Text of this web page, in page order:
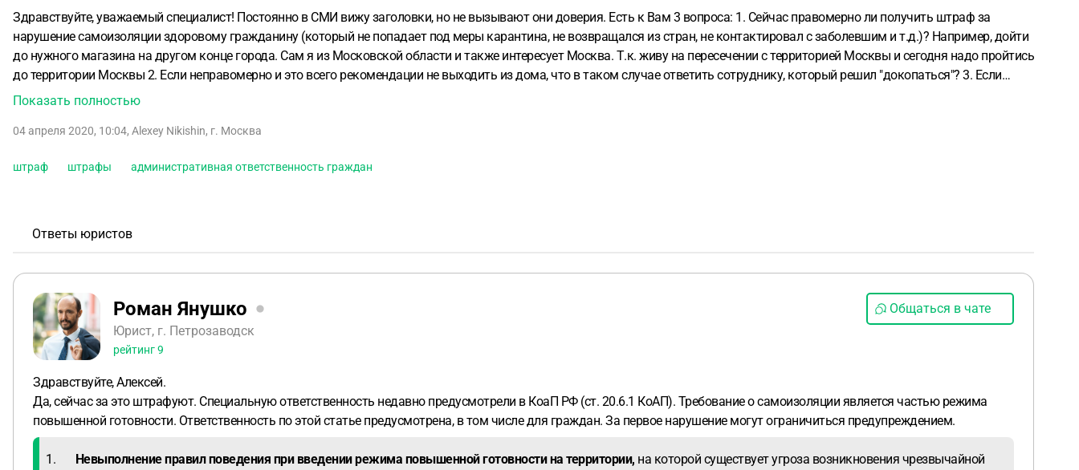
Здравствуйте, уважаемый специалист! Постоянно в СМИ вижу заголовки, но не вызывают они доверия. Есть к Вам 3 вопроса: 1. Сейчас правомерно ли получить штраф за
нарушение самоизоляции здоровому гражданину (который не попадает под меры карантина, не возвращался из стран, не контактировал с заболевшим и т.д.)? Например, дойти
до нужного магазина на другом конце города. Сам я из Московской области и также интересует Москва. Т.к. живу на пересечении с территорией Москвы и сегодня надо пройтись
до территории Москвы 2. Если неправомерно и это всего рекомендации не выходить из дома, что в таком случае ответить сотруднику, который решил "докопаться"? 3. Если
неправомерно, после чего такие штрафы могут стать законными, что должны ввести, чтобы четко понимать грань, когда уже реально законно штрафовать?
Показать полностью
04 апреля 2020, 10:04, Alexey Nikishin, г. Москва
штраф штрафы административная ответственность граждан
Ответы юристов
Роман Янушко
Юрист, г. Петрозаводск
рейтинг9
Общаться в чате
Здравствуйте, Алексей.
Да, сейчас за это штрафуют. Специальную ответственность недавно предусмотрели в КоаП РФ (ст. 20.6.1 КоАП). Требование о самоизоляции является частью режима
повышенной готовности. Ответственность по этой статье предусмотрена, в том числе для граждан. За первое нарушение могут ограничиться предупреждением.
1. Невыполнение правил поведения при введении режима повышенной готовности на территории, на которой существует угроза возникновения чрезвычайной